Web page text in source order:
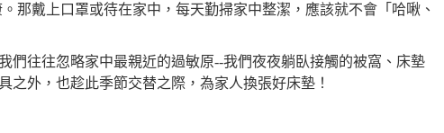
那戴上口罩或待在家中，每天勤掃家中整潔，應該就不會「哈啾、
們往往忽略家中最親近的過敏原--我們夜夜躺臥接觸的被窩、床墊
之外，也趁此季節交替之際，為家人換張好床墊！